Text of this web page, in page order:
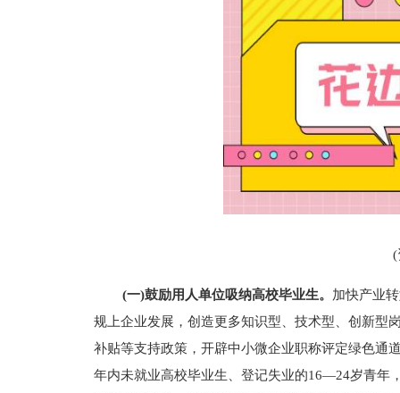
(
(一)鼓励用人单位吸纳高校毕业生。 加快产业
规上企业发展，创造更多知识型、技术型、创新型
补贴等支持政策，开辟中小微企业职称评定绿色通
年内未就业高校毕业生、登记失业的16—24岁青年